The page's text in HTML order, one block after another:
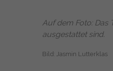
Auf dem Foto: Das
ausgestattet sind.
Bild: Jasmin Lutterklas